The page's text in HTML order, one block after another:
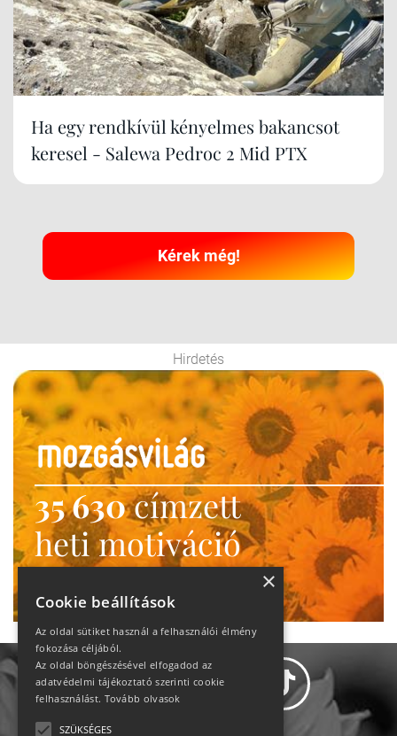
Ha egy rendkívül kényelmes bakancsot
keresel - Salewa Pedroc 2 Mid PTX
Kérek még!
Hirdetés
35 630címzett
heti motiváció
Ne maradj le!
×
Cookie beállítások
Az oldal sütiket használ a felhasználói élmény
fokozása céljából.
Az oldal böngészésével elfogadod az
adatvédelmi tájékoztató szerinti cookie
felhasználást. Tovább olvasok
SZÜKSÉGES